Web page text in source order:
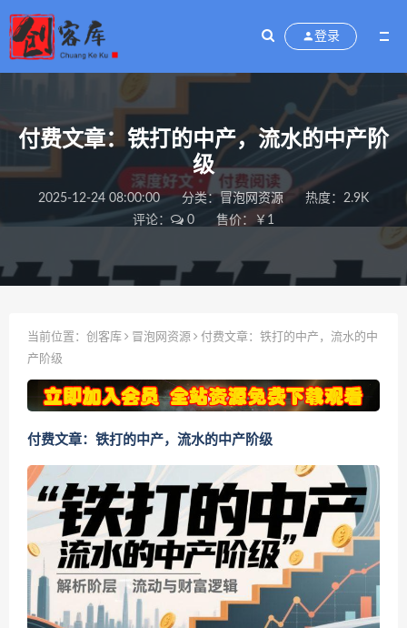
登录
付费文章：铁打的中产，流水的中产阶
级
2025-12-24 08:00:00 分类：冒泡网资源
热度：2.9K
评论：
0 售价：￥1
当前位置： 创客库 冒泡网资源
付费文章：铁打的中产，流水的中
产阶级
付费文章：铁打的中产，流水的中产阶级